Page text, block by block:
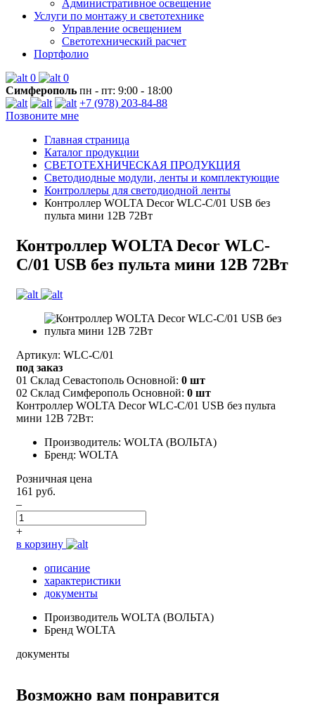
Административное освещение
Услуги по монтажу и светотехнике
Управление освещением
Светотехнический расчет
Портфолио
0
0
Симферополь пн - пт: 9:00 - 18:00
+7 (978) 203-84-88
Позвоните мне
Главная страница
Каталог продукции
СВЕТОТЕХНИЧЕСКАЯ ПРОДУКЦИЯ
Светодиодные модули, ленты и комплектующие
Контроллеры для светодиодной ленты
Контроллер WOLTA Decor WLC-C/01 USB без
пульта мини 12В 72Вт
Контроллер WOLTA Decor WLC-
C/01 USB без пульта мини 12В 72Вт
Артикул: WLC-C/01
под заказ
01 Склад Севастополь Основной: 0 шт
02 Склад Симферополь Основной: 0 шт
Контроллер WOLTA Decor WLC-C/01 USB без пульта
мини 12В 72Вт:
Производитель: WOLTA (ВОЛЬТА)
Бренд: WOLTA
Розничная цена
161 руб.
–
+
в корзину
описание
характеристики
документы
Производитель WOLTA (ВОЛЬТА)
Бренд WOLTA
документы
Возможно вам понравится